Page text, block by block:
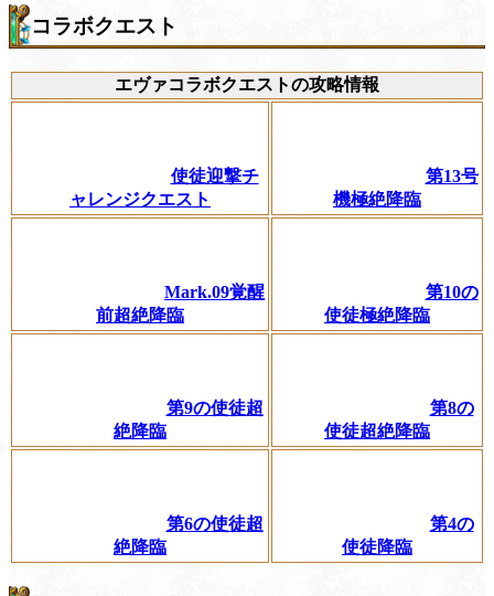
コラボクエスト
エヴァコラボクエストの攻略情報
使徒迎撃チ
ャレンジクエスト
第13号
機極絶降臨
Mark.09覚醒
前超絶降臨
第10の
使徒極絶降臨
第9の使徒超
絶降臨
第8の
使徒超絶降臨
第6の使徒超
絶降臨
第4の
使徒降臨